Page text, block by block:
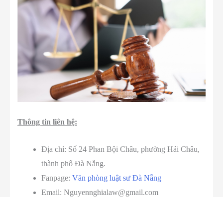
Thông tin liên hệ:
Địa chỉ: Số 24 Phan Bội Châu, phường Hải Châu,
thành phố Đà Nẵng.
Fanpage: Văn phòng luật sư Đà Nẵng
Email: Nguyennghialaw@gmail.com